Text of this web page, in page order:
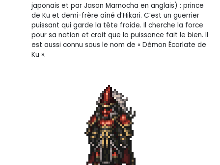
japonais et par Jason Marnocha en anglais) : prince
de Ku et demi-frère aîné d’Hikari. C’est un guerrier
puissant qui garde la tête froide. Il cherche la force
pour sa nation et croit que la puissance fait le bien. Il
est aussi connu sous le nom de « Démon Écarlate de
Ku ».